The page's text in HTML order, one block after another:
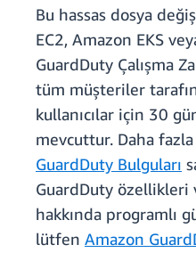
Bu hassas dosya
EC2, Amazon EKS
GuardDuty Çalışma
tüm müşteriler
kullanıcılar için 30
mevcuttur. Daha
GuardDuty Bulguları
GuardDuty özellikleri
hakkında programlı
lütfen Amazon